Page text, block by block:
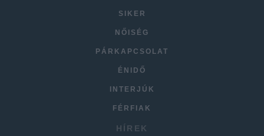
SIKER
NŐISÉG
PÁRKAPCSOLAT
ÉNIDŐ
INTERJÚK
FÉRFIAK
HÍREK